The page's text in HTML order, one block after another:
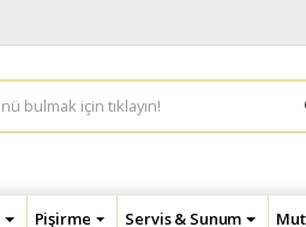
Pişirme Servis & Sunum